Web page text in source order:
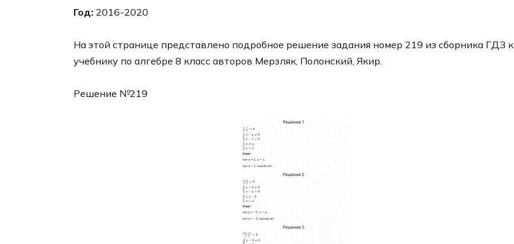
Год: 2016-2020
На этой странице представлено подробное решение задания номер 219 из сборника ГДЗ к
учебнику по алгебре 8 класс авторов Мерзляк, Полонский, Якир.
Решение №219